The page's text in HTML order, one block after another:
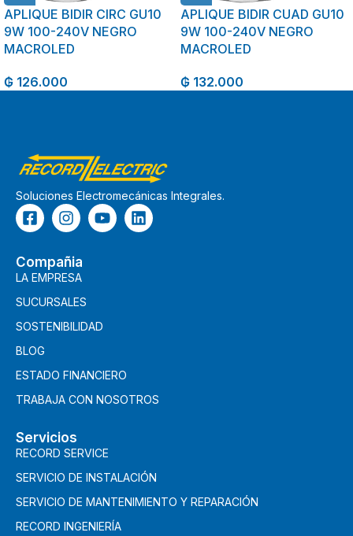
APLIQUE BIDIR CIRC GU10
9W 100-240V NEGRO
MACROLED
₲ 126.000
APLIQUE BIDIR CUAD GU10
9W 100-240V NEGRO
MACROLED
₲ 132.000
Soluciones Electromecánicas Integrales.
Compañia
LA EMPRESA
SUCURSALES
SOSTENIBILIDAD
BLOG
ESTADO FINANCIERO
TRABAJA CON NOSOTROS
Servicios
RECORD SERVICE
SERVICIO DE INSTALACIÓN
SERVICIO DE MANTENIMIENTO Y REPARACIÓN
RECORD INGENIERÍA